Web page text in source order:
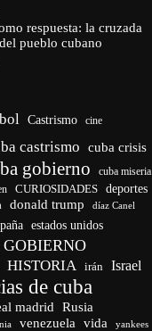
respuesta: la cruzada
pueblo cubano
Castrismo cine
castrismo cuba crisis
gobierno cuba miseria
CURIOSIDADES deportes
donald trump díaz Canel
estados unidos
GOBIERNO
HISTORIA irán Israel
de cuba
madrid Rusia
venezuela vida yankees